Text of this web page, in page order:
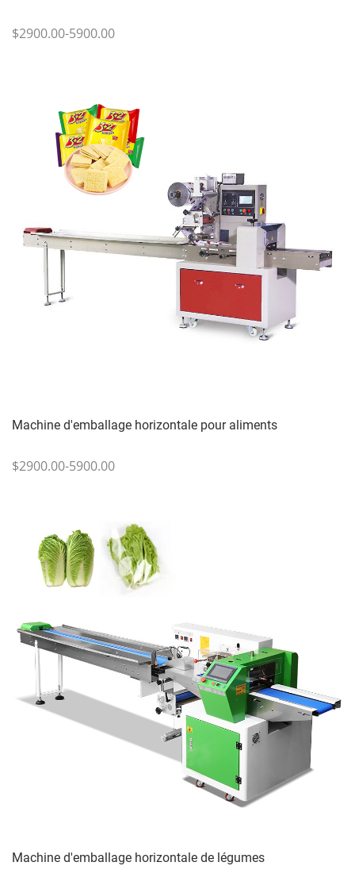
$2900.00-5900.00
Machine d'emballage horizontale pour aliments
$2900.00-5900.00
Machine d'emballage horizontale de légumes